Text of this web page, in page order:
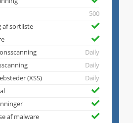
500
af sortliste
Daily
Daily
(XSS)
Daily
af malware